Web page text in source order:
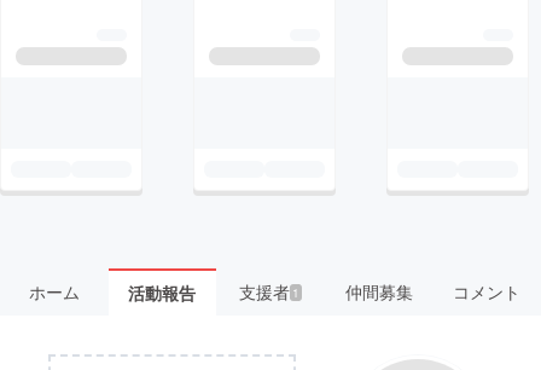
ホーム 活動報告 支援者 1 仲間募集 コメント